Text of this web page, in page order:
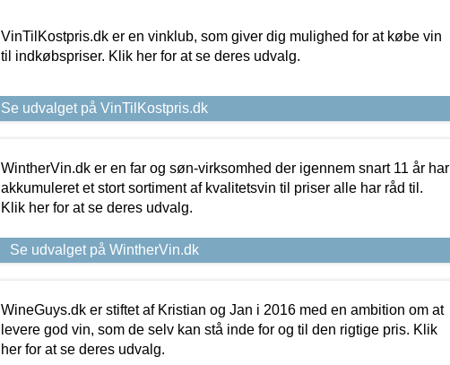
VinTilKostpris.dk er en vinklub, som giver dig mulighed for at købe vin
til indkøbspriser. Klik her for at se deres udvalg.
Se udvalget på VinTilKostpris.dk
WintherVin.dk er en far og søn-virksomhed der igennem snart 11 år har
akkumuleret et stort sortiment af kvalitetsvin til priser alle har råd til.
Klik her for at se deres udvalg.
Se udvalget på WintherVin.dk
WineGuys.dk er stiftet af Kristian og Jan i 2016 med en ambition om at
levere god vin, som de selv kan stå inde for og til den rigtige pris. Klik
her for at se deres udvalg.